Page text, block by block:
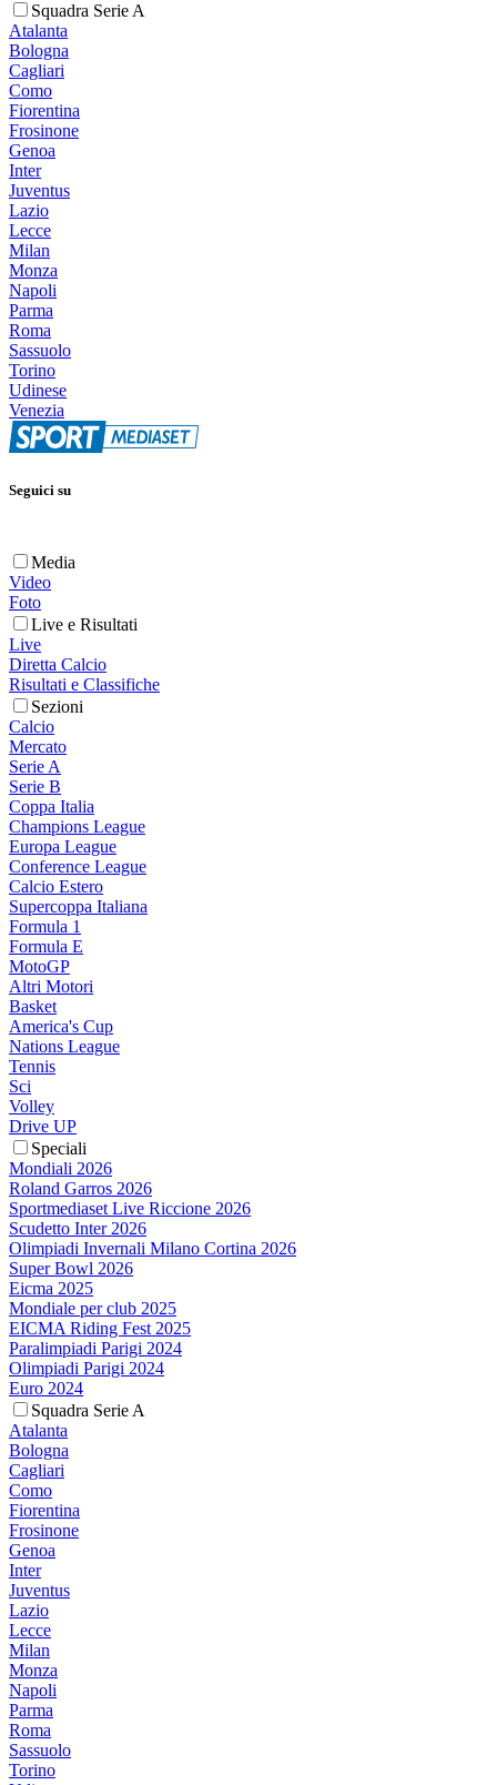
Squadra Serie A
Atalanta
Bologna
Cagliari
Como
Fiorentina
Frosinone
Genoa
Inter
Juventus
Lazio
Lecce
Milan
Monza
Napoli
Parma
Roma
Sassuolo
Torino
Udinese
Venezia
Seguici su
Media
Video
Foto
Live e Risultati
Live
Diretta Calcio
Risultati e Classifiche
Sezioni
Calcio
Mercato
Serie A
Serie B
Coppa Italia
Champions League
Europa League
Conference League
Calcio Estero
Supercoppa Italiana
Formula 1
Formula E
MotoGP
Altri Motori
Basket
America's Cup
Nations League
Tennis
Sci
Volley
Drive UP
Speciali
Mondiali 2026
Roland Garros 2026
Sportmediaset Live Riccione 2026
Scudetto Inter 2026
Olimpiadi Invernali Milano Cortina 2026
Super Bowl 2026
Eicma 2025
Mondiale per club 2025
EICMA Riding Fest 2025
Paralimpiadi Parigi 2024
Olimpiadi Parigi 2024
Euro 2024
Squadra Serie A
Atalanta
Bologna
Cagliari
Como
Fiorentina
Frosinone
Genoa
Inter
Juventus
Lazio
Lecce
Milan
Monza
Napoli
Parma
Roma
Sassuolo
Torino